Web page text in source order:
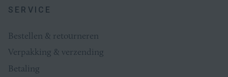
SERVICE
Bestellen & retourneren
Verpakking & verzending
Betaling